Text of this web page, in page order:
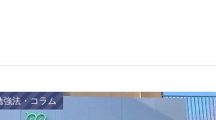
強法・コラム